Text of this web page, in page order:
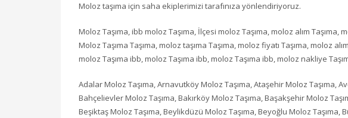
Moloz taşıma için saha ekiplerimizi tarafınıza yönlendiriyoruz.
Moloz Taşıma, ibb moloz Taşıma, İlçesi moloz Taşıma, moloz alım Taşıma,
Moloz Taşıma Taşıma, moloz taşıma Taşıma, moloz fiyatı Taşıma, moloz
moloz Taşıma ibb, moloz Taşıma ibb, moloz Taşıma ibb, moloz nakliye
Adalar Moloz Taşıma, Arnavutköy Moloz Taşıma, Ataşehir Moloz Taşıma,
Bahçelievler Moloz Taşıma, Bakırköy Moloz Taşıma, Başakşehir Moloz
Beşiktaş Moloz Taşıma, Beylikdüzü Moloz Taşıma, Beyoğlu Moloz Taşıma,